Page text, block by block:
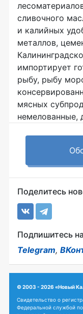
сливочного
и калийных
металлов,
импортирует
рыбу, рыбу
мясных
немелованные,
Поделитесь
Подпишитесь
Telegram,
© 2003 - 2026 «Новый
Свидетельство о
Федеральной службой